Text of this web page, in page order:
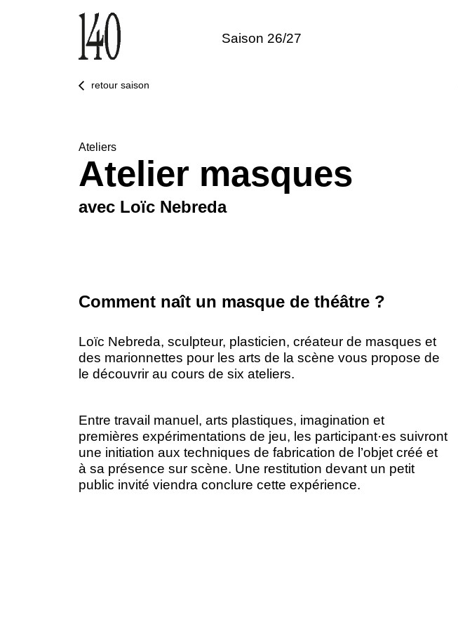
Saison 26/27
retour saison
Ateliers
Atelier masques
avec Loïc Nebreda
Comment naît un masque de théâtre ?
Loïc Nebreda, sculpteur, plasticien, créateur de masques et
des marionnettes pour les arts de la scène vous propose de
le découvrir au cours de six ateliers.
Entre travail manuel, arts plastiques, imagination et
premières expérimentations de jeu, les participant·es suivront
une initiation aux techniques de fabrication de l’objet créé et
à sa présence sur scène. Une restitution devant un petit
public invité viendra conclure cette expérience.